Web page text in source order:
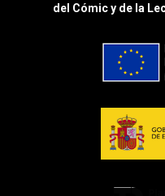
del Cómic y de la